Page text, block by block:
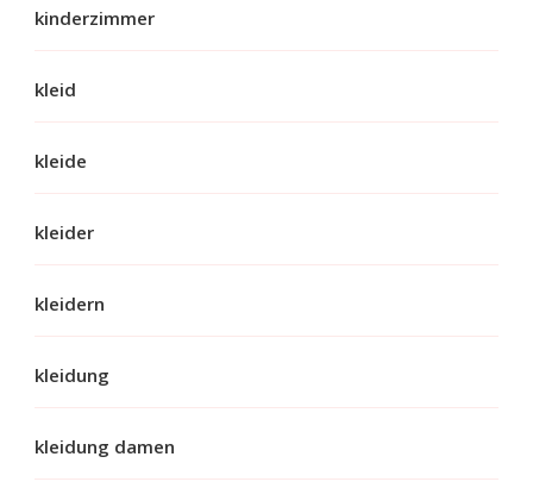
kinderzimmer
kleid
kleide
kleider
kleidern
kleidung
kleidung damen